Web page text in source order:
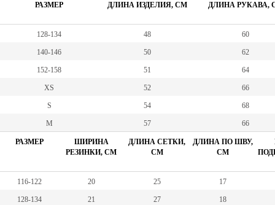
РАЗМЕР ДЛИНА ИЗДЕЛИЯ, СМ ДЛИНА РУКАВА,
128-134 48 60
140-146 50 62
152-158 51 64
XS 52 66
S 54 68
M 57 66
РАЗМЕР
ШИРИНА
РЕЗИНКИ, СМ
ДЛИНА СЕТКИ,
СМ
ДЛИНА ПО ШВУ,
СМ
116-122 20 25 17
128-134 21 27 18